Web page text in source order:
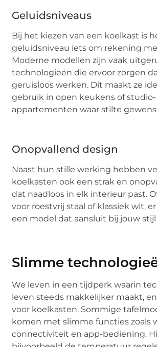
Geluidsniveaus
Bij het kiezen van een koelkast is
geluidsniveau iets om rekening
Moderne modellen zijn vaak
technologieën die ervoor zorgen
geruisloos werken. Dit maakt ze
gebruik in open keukens of studio-
appartementen waar stilte
Onopvallend design
Naast hun stille werking hebben
koelkasten ook een strak en
dat naadloos in elk interieur past.
voor roestvrij staal of klassiek wit,
een model dat aansluit bij jouw stijl
Slimme
We leven in een tijdperk waarin
leven steeds makkelijker maakt,
voor koelkasten. Sommige
komen met slimme functies zoals
connectiviteit en app-bediening.